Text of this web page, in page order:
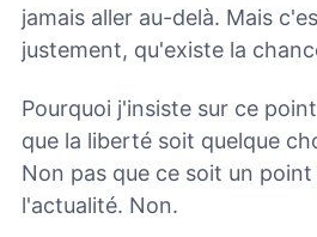
jamais aller au-delà. Mais
justement, qu'existe la
Pourquoi j'insiste sur ce
que la liberté soit quelque
Non pas que ce soit un
l'actualité. Non.